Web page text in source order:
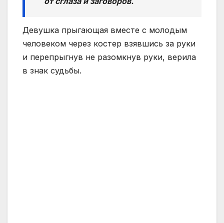
Девушка прыгающая вместе с молодым
человеком через костер взявшись за руки
и перепрыгнув не разомкнув руки, верила
в знак судьбы.